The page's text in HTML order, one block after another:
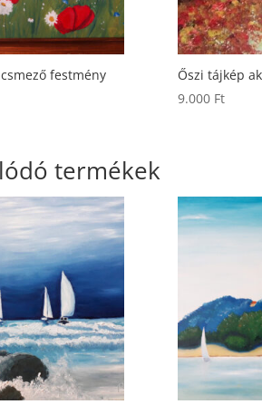
festmény
Őszi tájkép
9.000 Ft
termékek